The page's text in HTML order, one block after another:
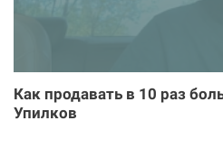
Как продавать в 10 раз
Упилков